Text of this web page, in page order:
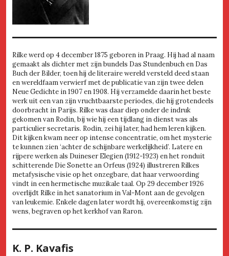
Rilke werd op 4 december 1875 geboren in Praag. Hij had al naam
gemaakt als dichter met zijn bundels Das Stundenbuch en Das
Buch der Bilder, toen hij de literaire wereld versteld deed staan
en wereldfaam verwierf met de publicatie van zijn twee delen
Neue Gedichte in 1907 en 1908. Hij verzamelde daarin het beste
werk uit een van zijn vruchtbaarste periodes, die hij grotendeels
doorbracht in Parijs. Rilke was daar diep onder de indruk
gekomen van Rodin, bij wie hij een tijdlang in dienst was als
particulier secretaris. Rodin, zei hij later, had hem leren kijken.
Dit kijken kwam neer op intense concentratie, om het mysterie
te kunnen zien ‘achter de schijnbare werkelijkheid’. Latere en
rijpere werken als Duineser Elegien (1912-1923) en het ronduit
schitterende Die Sonette an Orfeus (1924) illustreren Rilkes
metafysische visie op het onzegbare, dat haar verwoording
vindt in een hermetische muzikale taal. Op 29 december 1926
overlijdt Rilke in het sanatorium in Val-Mont aan de gevolgen
van leukemie. Enkele dagen later wordt hij, overeenkomstig zijn
wens, begraven op het kerkhof van Raron.
K. P. Kavafis